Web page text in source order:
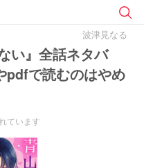
波津見なる
い』全話ネタバ
pdfで読むのはやめ
ています